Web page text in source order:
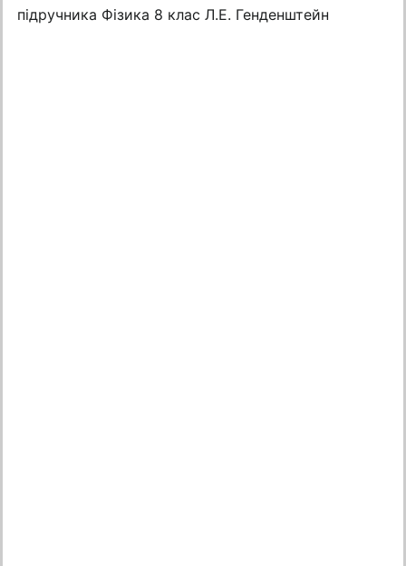
підручника Фізика 8 клас Л.Е. Генденштейн